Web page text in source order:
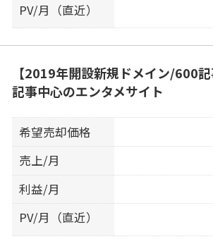
PV/月（直近）
【2019年開設新規ドメイン/600
記事中心のエンタメサイト
希望売却価格
売上/月
利益/月
PV/月（直近）